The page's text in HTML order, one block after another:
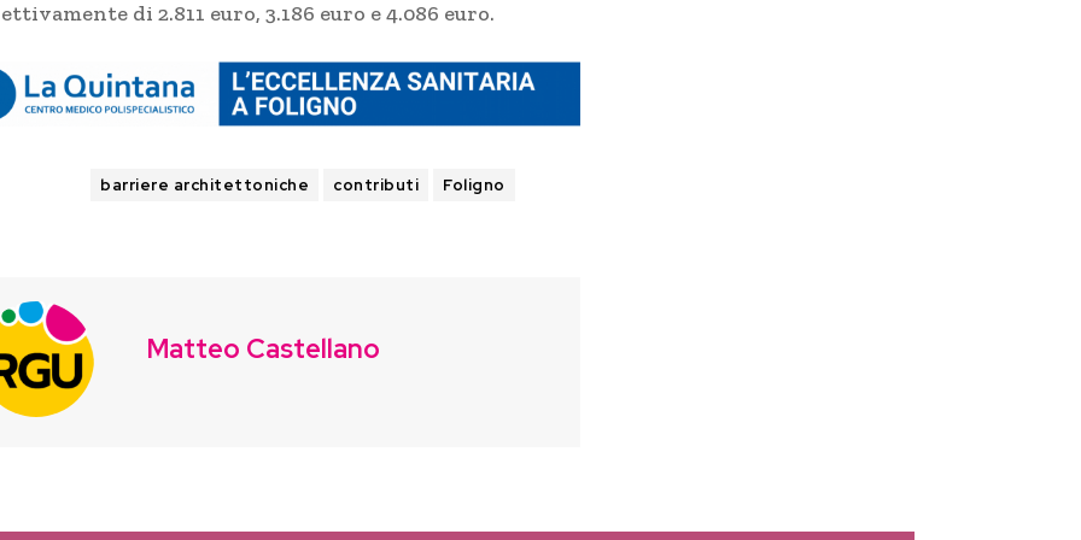
di 2.811 euro, 3.186 euro e 4.086 euro.
barriere architettoniche contributi Foligno
Matteo Castellano